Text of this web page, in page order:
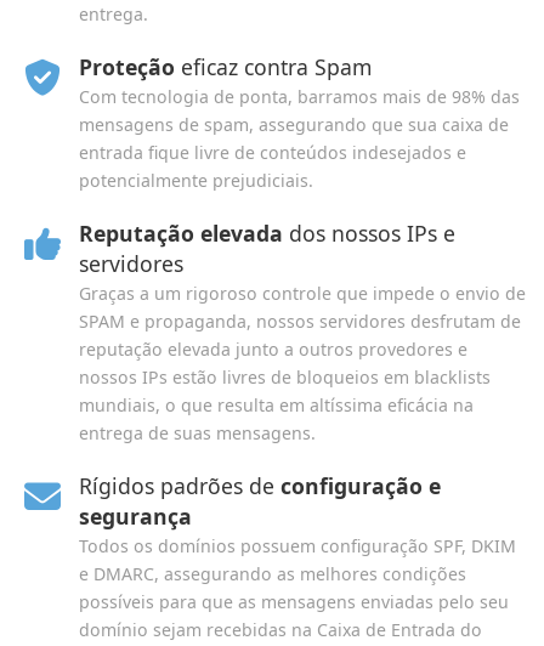
entrega.
Proteção eficaz contra Spam
Com tecnologia de ponta, barramos mais de 98% das
mensagens de spam, assegurando que sua caixa de
entrada fique livre de conteúdos indesejados e
potencialmente prejudiciais.
Reputação elevada dos nossos IPs e
servidores
Graças a um rigoroso controle que impede o envio de
SPAM e propaganda, nossos servidores desfrutam de
reputação elevada junto a outros provedores e
nossos IPs estão livres de bloqueios em blacklists
mundiais, o que resulta em altíssima eficácia na
entrega de suas mensagens.
Rígidos padrões de configuração e
segurança
Todos os domínios possuem configuração SPF, DKIM
e DMARC, assegurando as melhores condições
possíveis para que as mensagens enviadas pelo seu
domínio sejam recebidas na Caixa de Entrada do